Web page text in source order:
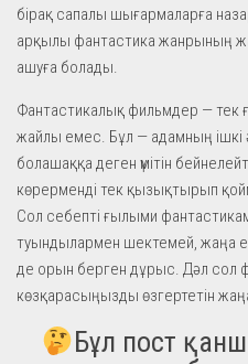
бірақ сапалы шығармаларға
арқылы фантастика жанрының
ашуға болады.
Фантастикалық фильмдер — тек
жайлы емес. Бұл — адамның
болашаққа деген үмітін
көрерменді тек қызықтырып
Сол себепті ғылыми
туындылармен шектемей, жаңа
де орын берген дұрыс. Дәл сол
көзқарасыңызды өзгертетін
Бұл пост